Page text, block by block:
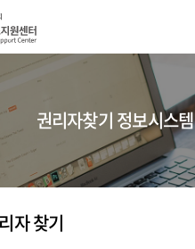
권리자찾기 정보시스템
자 찾기